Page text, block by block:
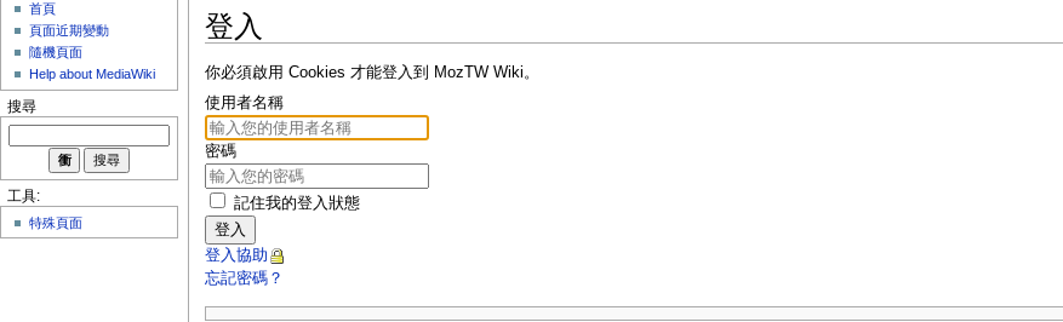
登入
你必須啟用 Cookies 才能登入到 MozTW Wiki。
使用者名稱
密碼
記住我的登入狀態
登入
登入協助
忘記密碼？
首頁
頁面近期變動
隨機頁面
Help about MediaWiki
搜尋
工具:
特殊頁面